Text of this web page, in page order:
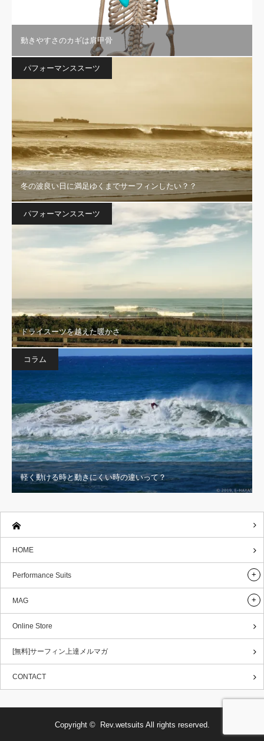
動きやすさのカギは肩甲骨
パフォーマンススーツ
冬の波良い日に満足ゆくまでサーフィンしたい？？
パフォーマンススーツ
ドライスーツを越えた暖かさ
コラム
軽く動ける時と動きにくい時の違いって？
HOME
Performance Suits
MAG
Online Store
[無料]サーフィン上達メルマガ
CONTACT
Copyright © Rev.wetsuits All rights reserved.